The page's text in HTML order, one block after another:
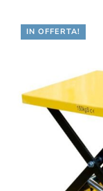
IN OFFERTA!